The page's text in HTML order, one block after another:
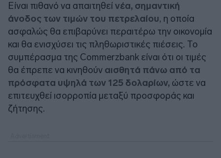
Είναι πιθανό να απαιτηθείνέα, σημαντική
άνοδος των τιμών του πετρελαίου, η οποία
ασφαλώς θα επιβαρύνει περαιτέρω την οικονομία
και θα ενισχύσει τις πληθωριστικές πιέσεις. Το
συμπέρασμα της Commerzbank είναι ότι οι τιμές
θα έπρεπε να κινηθούν αισθητά πάνω από τα
πρόσφατα υψηλά των 125 δολαρίων, ώστε να
επιτευχθεί ισορροπία μεταξύ προσφοράς και
ζήτησης.